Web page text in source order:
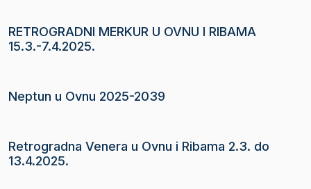
RETROGRADNI MERKUR U OVNU I RIBAMA
15.3.-7.4.2025.
Neptun u Ovnu 2025-2039
Retrogradna Venera u Ovnu i Ribama 2.3. do
13.4.2025.